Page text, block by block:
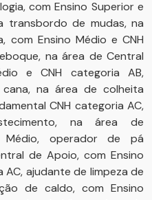
com Ensino Superior e
transbordo de mudas, na
com Ensino Médio e CNH
na área de Central
e CNH categoria AB,
na área de colheita
CNH categoria AC,
na área de
Médio, operador de pá
de Apoio, com Ensino
AC, ajudante de limpeza de
de caldo, com Ensino